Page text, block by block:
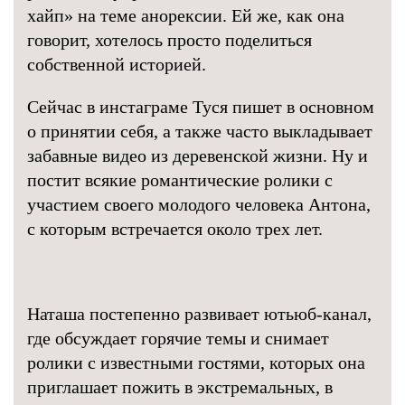
хайп» на теме анорексии. Ей же, как она
говорит, хотелось просто поделиться
собственной историей.
Сейчас в инстаграме Туся пишет в основном
о принятии себя, а также часто выкладывает
забавные видео из деревенской жизни. Ну и
постит всякие романтические ролики с
участием своего молодого человека Антона,
с которым встречается около трех лет.
Наташа постепенно развивает ютьюб-канал,
где обсуждает горячие темы и снимает
ролики с известными гостями, которых она
приглашает пожить в экстремальных, в